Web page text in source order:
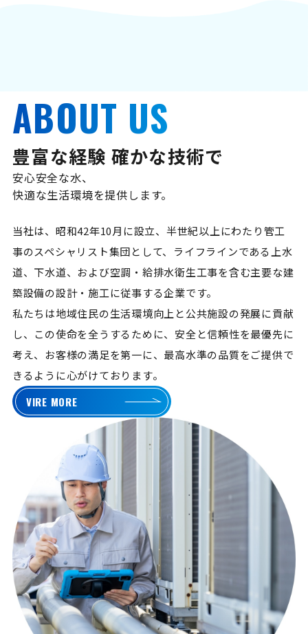
ABOUT US
豊富な経験 確かな技術で
安心安全な水、
快適な生活環境を提供します。
当社は、昭和42年10月に設立、半世紀以上にわたり管工
事のスペシャリスト集団として、ライフラインである上水
道、下水道、および空調・給排水衛生工事を含む主要な建
築設備の設計・施工に従事する企業です。
私たちは地域住民の生活環境向上と公共施設の発展に貢献
し、この使命を全うするために、安全と信頼性を最優先に
考え、お客様の満足を第一に、最高水準の品質をご提供で
きるように心がけております。
VIRE MORE